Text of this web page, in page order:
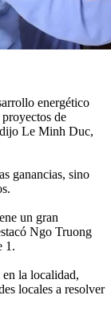
energético
de
dijo Le Minh Duc,
ganancias, sino
un gran
Ngo Truong
1.
la localidad,
locales a resolver